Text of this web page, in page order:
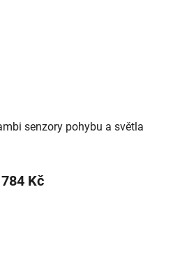
senzory pohybu a světla
Kč